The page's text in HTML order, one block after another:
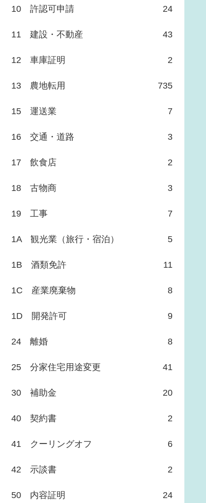
10 許認可申請 24
11 建設・不動産 43
12 車庫証明 2
13 農地転用 735
15 運送業 7
16 交通・道路 3
17 飲食店 2
18 古物商 3
19 工事 7
1A 観光業（旅行・宿泊） 5
1B 酒類免許 11
1C 産業廃棄物 8
1D 開発許可 9
24 離婚 8
25 分家住宅用途変更 41
30 補助金 20
40 契約書 2
41 クーリングオフ 6
42 示談書 2
50 内容証明 24